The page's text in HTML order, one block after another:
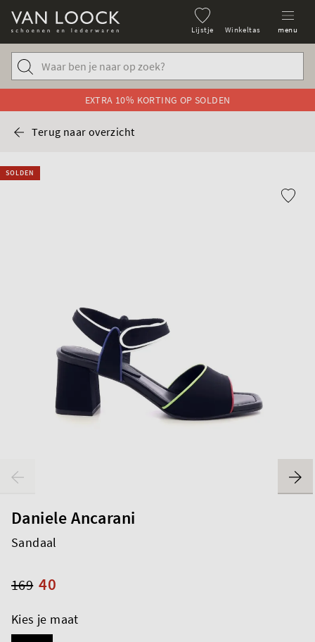
Lijstje Winkeltas menu
EXTRA 10% KORTING OP SOLDEN
Terug naar overzicht
SOLDEN
Daniele Ancarani
Sandaal
40
169
Kies je maat